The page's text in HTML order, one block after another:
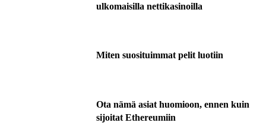
ulkomaisilla nettikasinoilla
Miten suosituimmat pelit luotiin
Ota nämä asiat huomioon, ennen kuin
sijoitat Ethereumiin